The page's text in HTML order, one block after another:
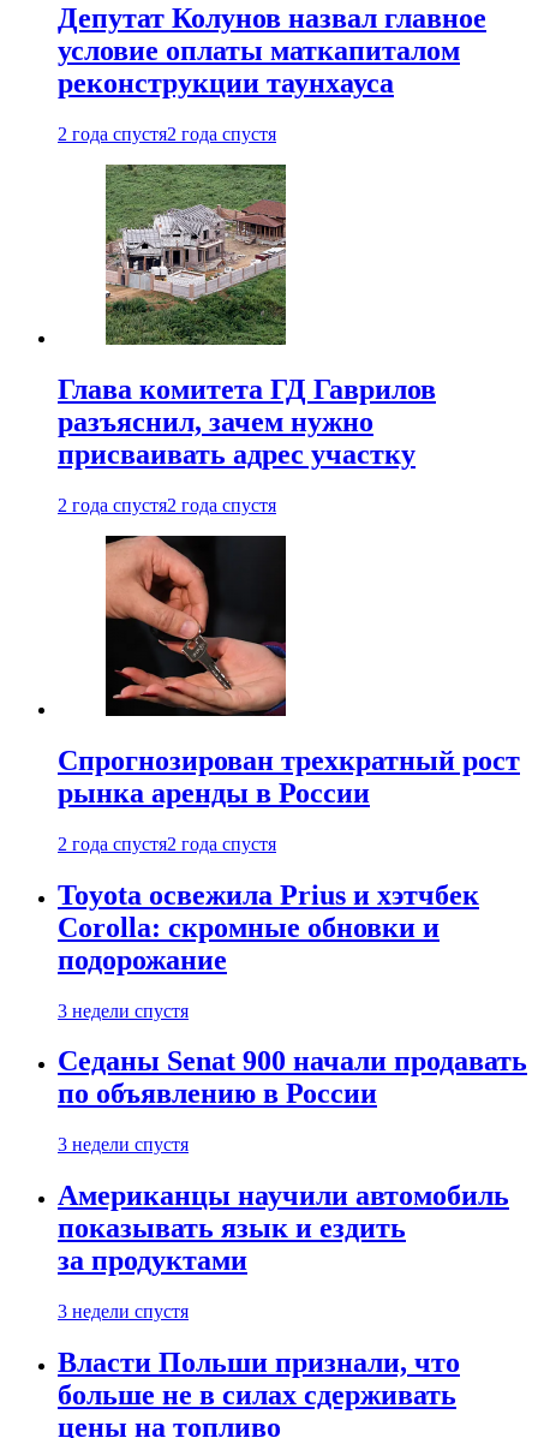
Депутат Колунов назвал главное
условие оплаты маткапиталом
реконструкции таунхауса
2 года спустя2 года спустя
Глава комитета ГД Гаврилов
разъяснил, зачем нужно
присваивать адрес участку
2 года спустя2 года спустя
Спрогнозирован трехкратный рост
рынка аренды в России
2 года спустя2 года спустя
Toyota освежила Prius и хэтчбек
Corolla: скромные обновки и
подорожание
3 недели спустя
Седаны Senat 900 начали продавать
по объявлению в России
3 недели спустя
Американцы научили автомобиль
показывать язык и ездить
за продуктами
3 недели спустя
Власти Польши признали, что
больше не в силах сдерживать
цены на топливо